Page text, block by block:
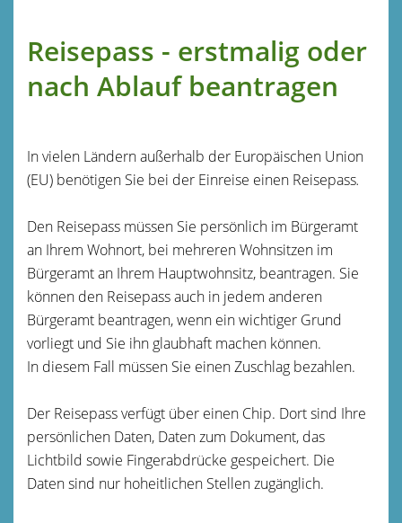
Reisepass - erstmalig oder
nach Ablauf beantragen
In vielen Ländern außerhalb der Europäischen Union
(EU) benötigen Sie bei der Einreise einen Reisepass.
Den Reisepass müssen Sie persönlich im Bürgeramt
an Ihrem Wohnort, bei mehreren Wohnsitzen im
Bürgeramt an Ihrem Hauptwohnsitz, beantragen. Sie
können den Reisepass auch in jedem anderen
Bürgeramt beantragen, wenn ein wichtiger Grund
vorliegt und Sie ihn glaubhaft machen können.
In diesem Fall müssen Sie einen Zuschlag bezahlen.
Der Reisepass verfügt über einen Chip. Dort sind Ihre
persönlichen Daten, Daten zum Dokument, das
Lichtbild sowie Fingerabdrücke gespeichert. Die
Daten sind nur hoheitlichen Stellen zugänglich.